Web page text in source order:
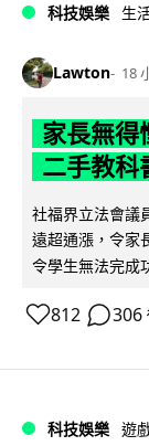
科技娛樂 生
Lawton 18
家長無得
二手教科
社福界立法會議
遠超通漲，令家
令學生無法完成
812 306
科技娛樂 遊